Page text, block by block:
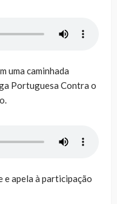
uma caminhada
Portuguesa Contra o
e apela à participação